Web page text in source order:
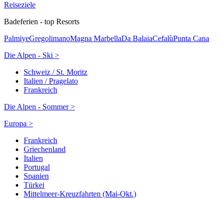
Reiseziele
Badeferien - top Resorts
PalmiyeGregolimanoMagna MarbellaDa BalaiaCefalùPunta Cana
Die Alpen - Ski >
Schweiz / St. Moritz
Italien / Pragelato
Frankreich
Die Alpen - Sommer >
Europa >
Frankreich
Griechenland
Italien
Portugal
Spanien
Türkei
Mittelmeer-Kreuzfahrten (Mai-Okt.)